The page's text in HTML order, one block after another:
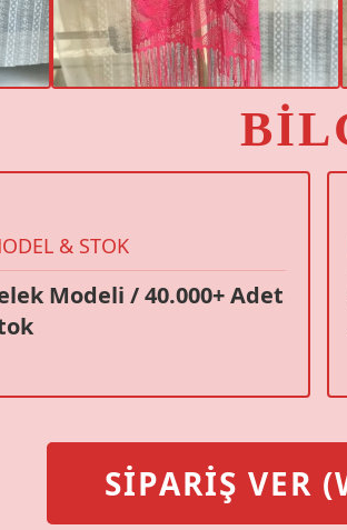
& STOK
Modeli / 40.000+ Adet
SİPARİŞ VER